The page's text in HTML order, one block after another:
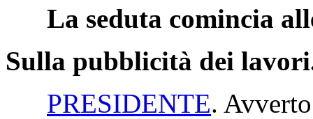
La seduta comincia
Sulla pubblicità dei
PRESIDENTE.